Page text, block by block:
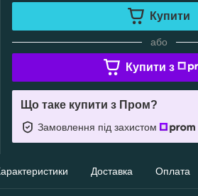
Купити
або
Купити з
Що таке купити з Пром?
Замовлення під захистом
Доставка Оплата